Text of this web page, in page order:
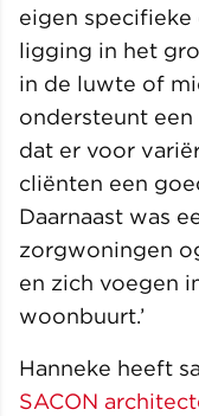
eigen
ligging in het
in de luwte of
ondersteunt
dat er voor
cliënten een
Daarnaast was
zorgwoningen
en zich voegen
woonbuurt.’
Hanneke heeft
SACON